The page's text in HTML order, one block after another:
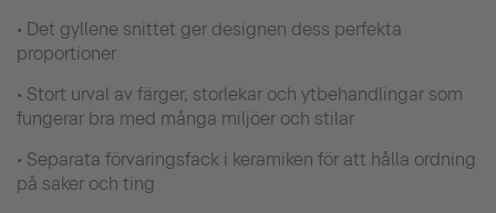
• Det gyllene snittet ger designen dess perfekta
proportioner
• Stort urval av färger, storlekar och ytbehandlingar som
fungerar bra med många miljöer och stilar
• Separata förvaringsfack i keramiken för att hålla ordning
på saker och ting